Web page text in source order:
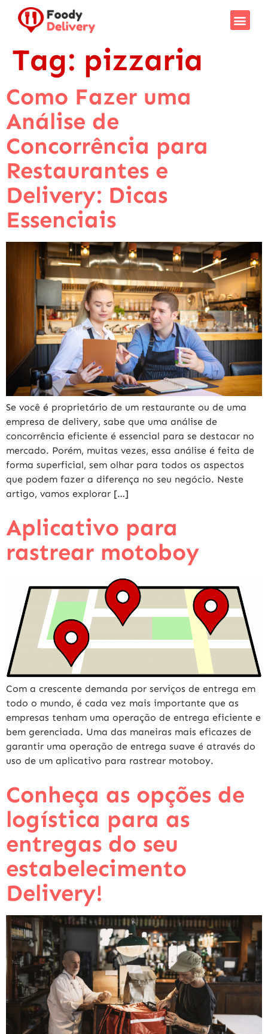
Tag: pizzaria
Como Fazer uma
Análise de
Concorrência para
Restaurantes e
Delivery: Dicas
Essenciais
Se você é proprietário de um restaurante ou de uma
empresa de delivery, sabe que uma análise de
concorrência eficiente é essencial para se destacar no
mercado. Porém, muitas vezes, essa análise é feita de
forma superficial, sem olhar para todos os aspectos
que podem fazer a diferença no seu negócio. Neste
artigo, vamos explorar […]
Aplicativo para
rastrear motoboy
Com a crescente demanda por serviços de entrega em
todo o mundo, é cada vez mais importante que as
empresas tenham uma operação de entrega eficiente e
bem gerenciada. Uma das maneiras mais eficazes de
garantir uma operação de entrega suave é através do
uso de um aplicativo para rastrear motoboy.
Conheça as opções de
logística para as
entregas do seu
estabelecimento
Delivery!